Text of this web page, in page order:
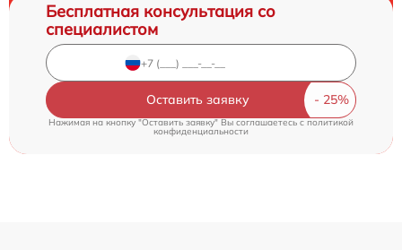
Бесплатная консультация со
специалистом
Оставить заявку
Нажимая на кнопку "Оставить заявку" Вы соглашаетесь c политикой
конфиденциальности